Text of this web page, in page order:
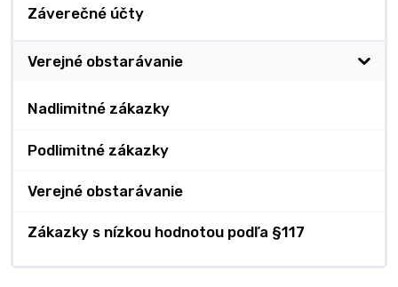
Záverečné účty
Verejné obstarávanie
Nadlimitné zákazky
Podlimitné zákazky
Verejné obstarávanie
Zákazky s nízkou hodnotou podľa §117